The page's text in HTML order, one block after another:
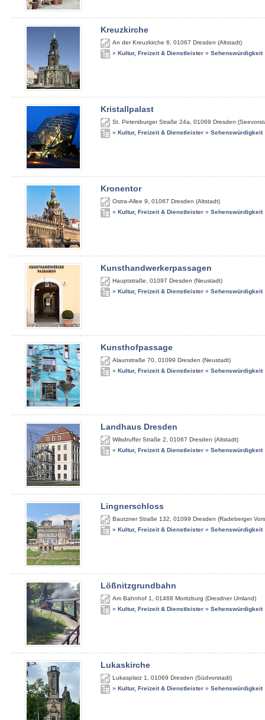
Kreuzkirche
An der Kreuzkirche 6 01067 Dresden (Altstadt)
» Kultur, Freizeit & Dienstleister » Sehenswürdigkeit
Kristallpalast
St. Petersburger Straße 24a 01069 Dresden
» Kultur, Freizeit & Dienstleister » Sehenswürdigkeit
Kronentor
Ostra-Allee 9 01067 Dresden (Altstadt)
» Kultur, Freizeit & Dienstleister » Sehenswürdigkeit
Kunsthandwerkerpassagen
Hauptstraße 01097 Dresden (Neustadt)
» Kultur, Freizeit & Dienstleister » Sehenswürdigkeit
Kunsthofpassage
Alaunstraße 70 01099 Dresden (Neustadt)
» Kultur, Freizeit & Dienstleister » Sehenswürdigkeit
Landhaus Dresden
Wilsdruffer Straße 2 01067 Dresden (Altstadt)
» Kultur, Freizeit & Dienstleister » Sehenswürdigkeit
Lingnerschloss
Bautzner Straße 132 01099 Dresden (Radeberger
» Kultur, Freizeit & Dienstleister » Sehenswürdigkeit
Lößnitzgrundbahn
Am Bahnhof 1 01468 Moritzburg (Dresdner Umland)
» Kultur, Freizeit & Dienstleister » Sehenswürdigkeit
Lukaskirche
Lukasplatz 1 01069 Dresden (Südvorstadt)
» Kultur, Freizeit & Dienstleister » Sehenswürdigkeit